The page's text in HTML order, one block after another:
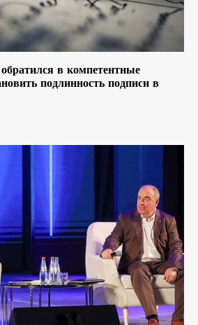
в компетентные
подлинность подписи в